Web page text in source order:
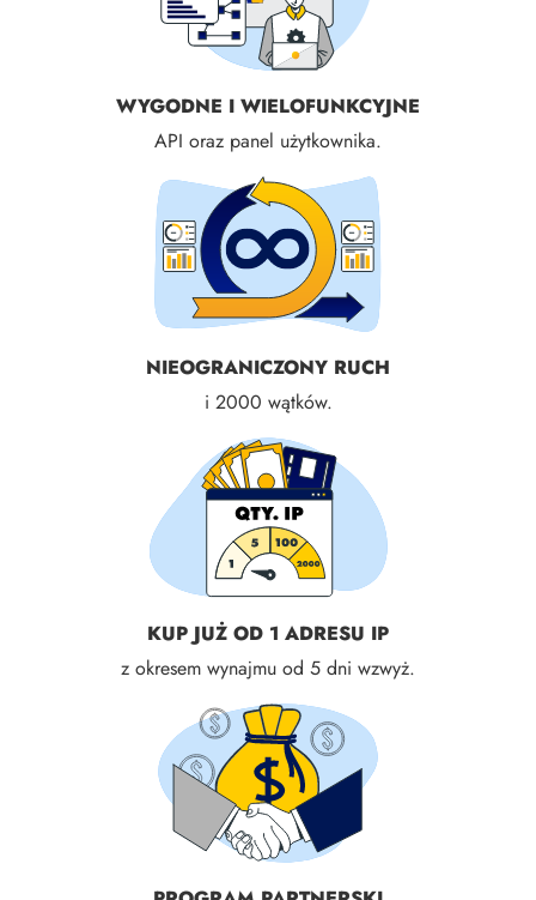
WYGODNE I WIELOFUNKCYJNE
API oraz panel użytkownika.
NIEOGRANICZONY RUCH
i 2000 wątków.
KUP JUŻ OD 1 ADRESU IP
z okresem wynajmu od 5 dni wzwyż.